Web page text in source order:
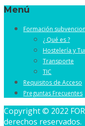
LinkedIn
Menú
Formación
¿ Qué es ?
Hostelería y
Transporte
TIC
Requisitos de Acceso
Preguntas Frecuentes
Copyright © 2022
derechos reservados.